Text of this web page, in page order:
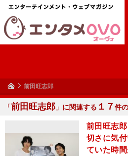
前田旺志郎
「前田旺志郎 」に関連する １７ 件
前田旺志
切さに気
ていた時